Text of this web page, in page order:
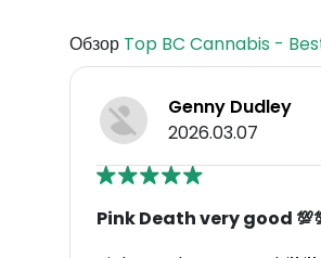
Обзор Top BC Cannabis -
Genny Dudley
2026.03.07
Pink Death very good